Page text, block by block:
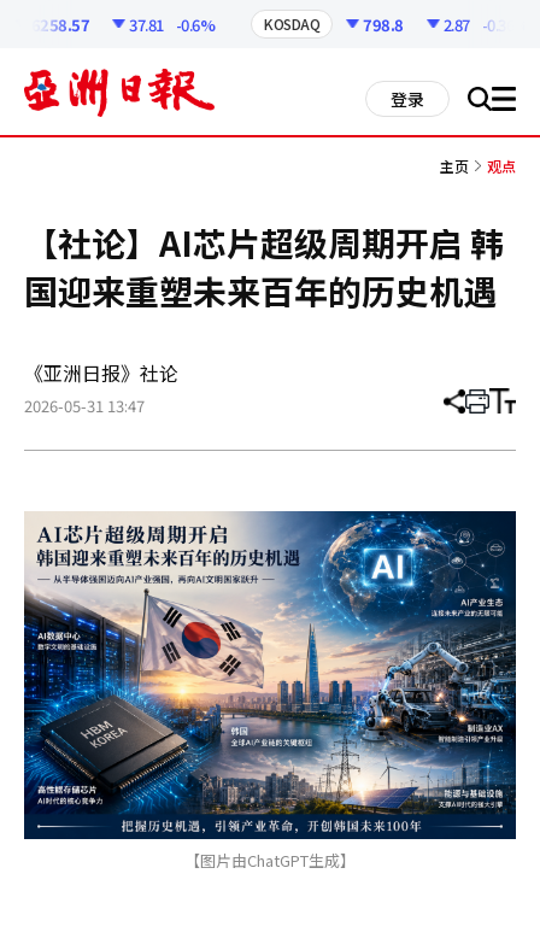
6258.57 37.81 -0.6% KOSDAQ 798.8 2.87 -0.36%
登录 搜 all
主页 观点
【社论】AI芯片超级周期开启 韩
国迎来重塑未来百年的历史机遇
《亚洲日报》社论
2026-05-31 13:47 分
章
打 调
小
【图片由ChatGPT生成】